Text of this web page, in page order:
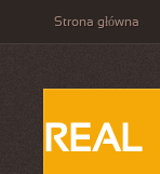
Strona główna
REAL